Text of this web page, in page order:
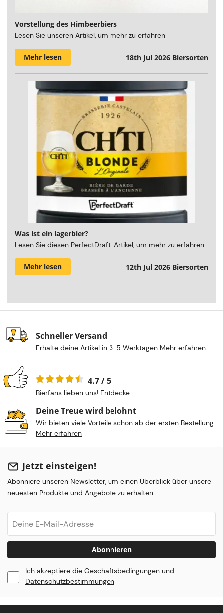
Vorstellung des Himbeerbiers
Lesen Sie unseren Artikel, um mehr zu erfahren
Mehr lesen 18th Jul 2026 Biersorten
Was ist ein lagerbier?
Lesen Sie diesen PerfectDraft-Artikel, um mehr zu erfahren
Mehr lesen 12th Jul 2026 Biersorten
Schneller Versand
Erhalte deine Artikel in 3-5 Werktagen Mehr erfahren
4.7 / 5
Bierfans lieben uns! Entdecke
Deine Treue wird belohnt
Wir bieten viele Vorteile schon ab der ersten Bestellung.
Mehr erfahren
Jetzt einsteigen!
Abonniere unseren Newsletter, um einen Überblick über unsere
neuesten Produkte und Angebote zu erhalten.
Abonnieren
Ich akzeptiere die Geschäftsbedingungen und
Datenschutzbestimmungen